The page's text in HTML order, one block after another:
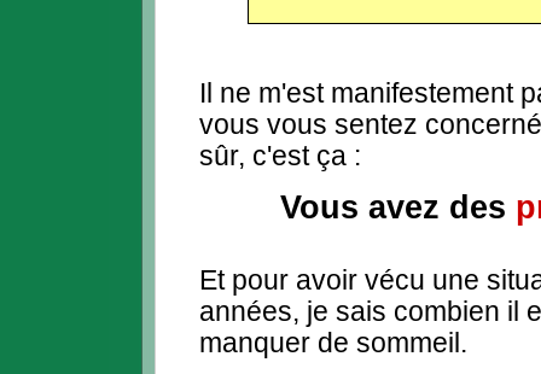
Il ne m'est manifestement
vous vous sentez
sûr, c'est ça :
Vous avez des
Et pour avoir vécu une
années, je sais combien il
manquer de sommeil.